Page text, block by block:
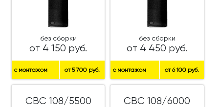
без сборки
от 4 150 руб.
с монтажом от 5 700 руб.
без сборки
от 4 450 руб.
с монтажом от 6 100 руб.
СВС 108/5500 СВС 108/6000